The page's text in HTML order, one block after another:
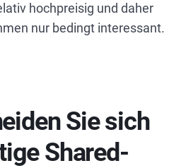
hochpreisig und daher
nur bedingt interessant.
Sie sich
Shared-